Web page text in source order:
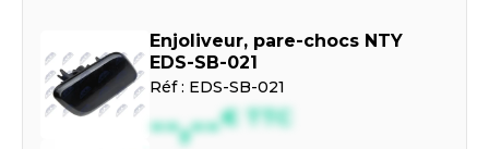
Enjoliveur, pare-chocs NTY
EDS-SB-021
Réf : EDS-SB-021
--,--€ TTC